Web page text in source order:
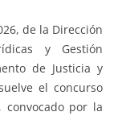
de la Dirección
y Gestión
de Justicia y
el concurso
por la